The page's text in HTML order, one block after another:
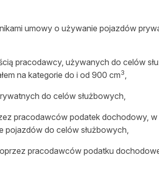
umowy o używanie pojazdów
pracodawcy, używanych do celów
na kategorie do i od 900 cm3,
do celów służbowych,
pracodawców podatek dochodowy,
do celów służbowych,
pracodawców podatku